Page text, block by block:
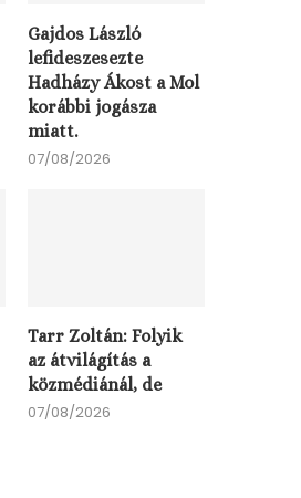
Gajdos László
lefideszesezte
Hadházy Ákost a Mol
korábbi jogásza
miatt.
07/08/2026
Tarr Zoltán: Folyik
az átvilágítás a
közmédiánál, de
07/08/2026